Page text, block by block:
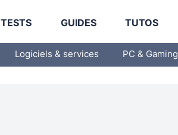
TESTS GUIDES TUTOS
Logiciels & services PC & Gaming